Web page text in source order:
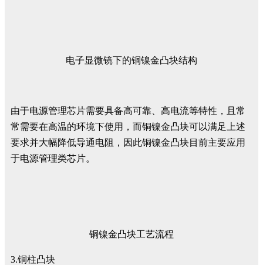
电子显微镜下的铜镍金凸块结构
由于电源管理芯片需要具备高可靠、高电流等特性，且常
常需要在高温的环境下使用，而铜镍金凸块可以满足上述
要求并大幅降低导通电阻，因此铜镍金凸块目前主要应用
于电源管理类芯片。
铜镍金凸块工艺流程
3.铜柱凸块